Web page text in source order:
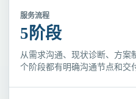
服务流程
5阶段
从需求沟通、现状诊断、方案
个阶段都有明确沟通节点和交